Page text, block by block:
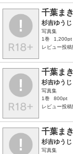
千葉ま
杉吉ゆうじ
写真集
1巻
1,200pt
レビュー投
千葉ま
杉吉ゆうじ
写真集
1巻
800pt
レビュー投
千葉ま
杉吉ゆうじ
写真集